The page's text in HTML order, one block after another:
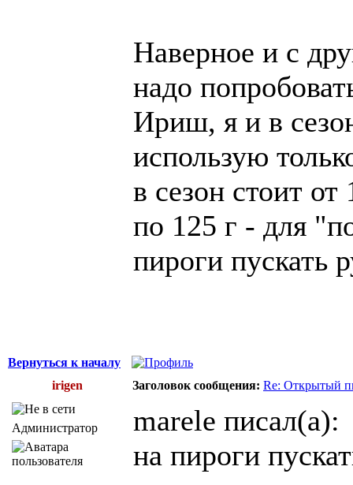
Наверное и с
надо
Ириш, я и в
использую
в сезон стоит
по 125 г - для
пироги пускать
Вернуться к началу
irigen
Заголовок сообщения: Re: Открытый
Администратор
marele писал(а):
на пироги